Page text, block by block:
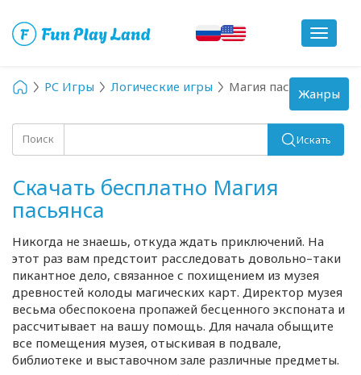
Toggle
PC Игры Логические игры Магия пасьянса
Поиск Искать
Скачать бесплатно Магия
пасьянса
Никогда не знаешь, откуда ждать приключений. На
этот раз вам предстоит расследовать довольно–таки
пикантное дело, связанное с похищением из музея
древностей колоды магических карт. Директор музея
весьма обеспокоена пропажей бесценного экспоната и
рассчитывает на вашу помощь. Для начала обыщите
все помещения музея, отыскивая в подвале,
библиотеке и выставочном зале различные предметы.
Toggle
navigation
Жанры